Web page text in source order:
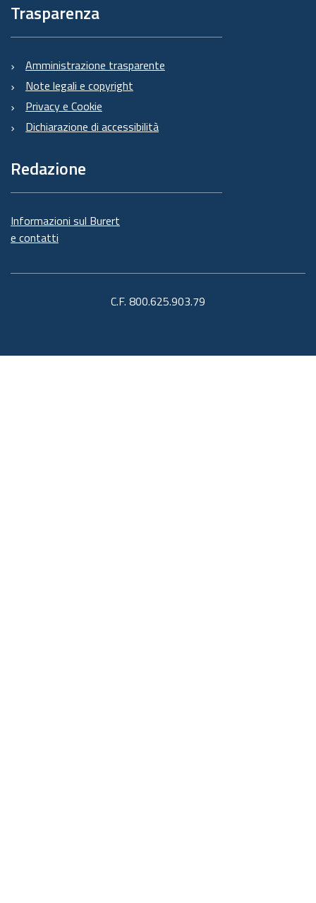
Trasparenza
Amministrazione trasparente
Note legali e copyright
Privacy e Cookie
Dichiarazione di accessibilità
Redazione
Informazioni sul Burert
e contatti
C.F. 800.625.903.79